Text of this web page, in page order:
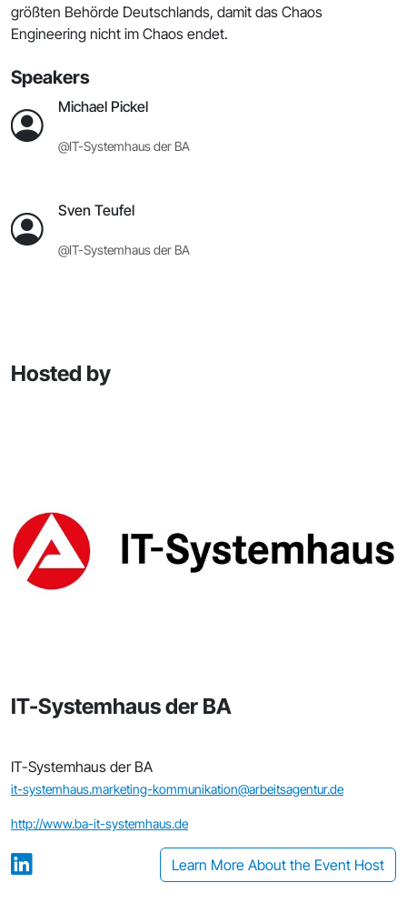
größten Behörde Deutschlands, damit das Chaos
Engineering nicht im Chaos endet.
Speakers
Michael Pickel
@IT-Systemhaus der BA
Sven Teufel
@IT-Systemhaus der BA
Hosted by
IT-Systemhaus der BA
IT-Systemhaus der BA
it-systemhaus.marketing-kommunikation@arbeitsagentur.de
http://www.ba-it-systemhaus.de
Learn More About the Event Host